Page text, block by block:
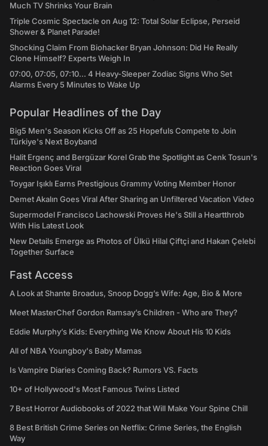
Much TV Shrinks Your Brain
Triple Cosmic Spectacle on Aug 12: Total Solar Eclipse, Perseid
Shower & Planet Parade!
Shocking Claim From Biohacker Bryan Johnson: Did He Really
Clone Himself? Experts Weigh In
07:00, 07:05, 07:10... 4 Heavy-Sleeper Zodiac Signs Who Set
Alarms Every 5 Minutes to Wake Up
Popular Headlines of the Day
Big5 Men's Season Kicks Off as 25 Hopefuls Compete to Join
Türkiye's Next Boyband
Halit Ergenç and Bergüzar Korel Grab the Spotlight as Cenk Tosun's
Reaction Goes Viral
Toygar Işıklı Earns Prestigious Grammy Voting Member Honor
Demet Akalın Goes Viral After Sharing an Unfiltered Vacation Video
Supermodel Francisco Lachowski Proves He's Still a Heartthrob
With His Latest Look
New Details Emerge as Photos of Ülkü Hilal Çiftçi and Hakan Çelebi
Together Surface
Fast Access
A Look at Shante Broadus, Snoop Dogg’s Wife: Age, Bio & More
Meet MasterChef Gordon Ramsay’s Children - Who are They?
Eddie Murphy’s Kids: Everything We Know About His 10 Kids
All of NBA Youngboy's Baby Mamas
Is Vampire Diaries Coming Back? Rumors VS. Facts
10+ of Hollywood's Most Famous Twins Listed
7 Best Horror Audiobooks of 2022 that Will Make Your Spine Chill
8 Best British Crime Series on Netflix: Crime Series, the English
Way